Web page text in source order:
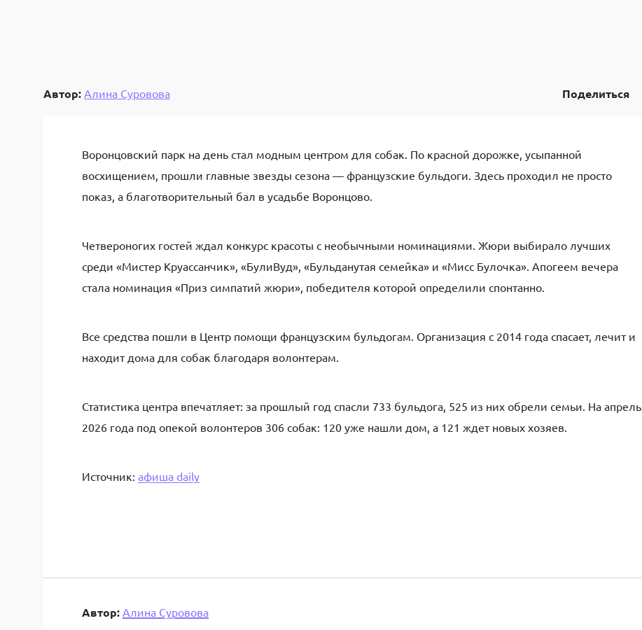
Автор: Алина Суровова Поделиться
Воронцовский парк на день стал модным центром для собак. По красной дорожке, усыпанной
восхищением, прошли главные звезды сезона — французские бульдоги. Здесь проходил не просто
показ, а благотворительный бал в усадьбе Воронцово.
Четвероногих гостей ждал конкурс красоты с необычными номинациями. Жюри выбирало лучших
среди «Мистер Круассанчик», «БулиВуд», «Бульданутая семейка» и «Мисс Булочка». Апогеем вечера
стала номинация «Приз симпатий жюри», победителя которой определили спонтанно.
Все средства пошли в Центр помощи французским бульдогам. Организация с 2014 года спасает, лечит и
находит дома для собак благодаря волонтерам.
Статистика центра впечатляет: за прошлый год спасли 733 бульдога, 525 из них обрели семьи. На апрель
2026 года под опекой волонтеров 306 собак: 120 уже нашли дом, а 121 ждет новых хозяев.
Источник: афиша daily
Автор: Алина Суровова